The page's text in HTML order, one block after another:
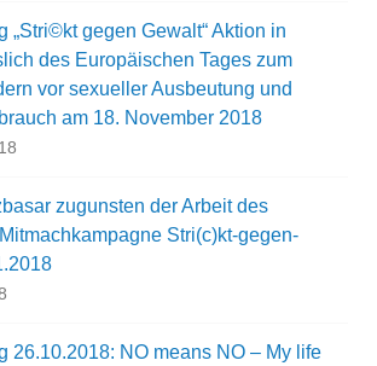
„Stri©kt gegen Gewalt“ Aktion in
des Europäischen Tages zum
vor sexueller Ausbeutung und
am 18. November 2018
zugunsten der Arbeit des
Stri(c)kt-gegen-
26.10.2018: NO means NO – My life